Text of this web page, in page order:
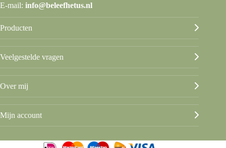
E-mail: info@beleefhetus.nl
Producten
Veelgestelde vragen
Over mij
Mijn account